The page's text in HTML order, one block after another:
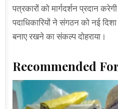
पत्रकारों को मार्गदर्शन प्रदान
पदाधिकारियों ने संगठन को नई
बनाए रखने का संकल्प दोहराया।
Recommended